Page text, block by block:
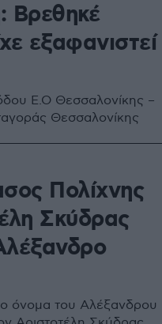
Βρεθηκέ
εξαφανιστεί
Ε.Ο Θεσσαλονίκης –
Θεσσαλονίκης
Πολίχνης
Σκύδρας
όνομα του Αλέξανδρου